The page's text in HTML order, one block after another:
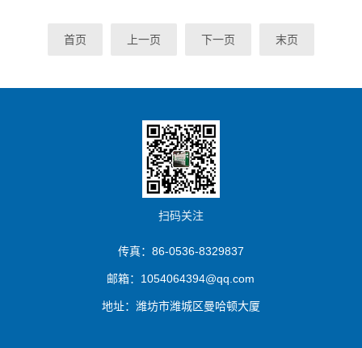
首页 上一页 下一页 末页
扫码关注
传真：86-0536-8329837
邮箱：1054064394@qq.com
地址：潍坊市潍城区曼哈顿大厦